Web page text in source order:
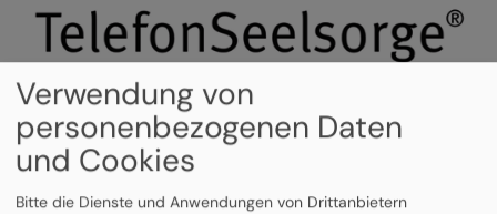
Hauptnavigation
Verwendung von
personenbezogenen Daten
und Cookies
Bitte die Dienste und Anwendungen von Drittanbietern